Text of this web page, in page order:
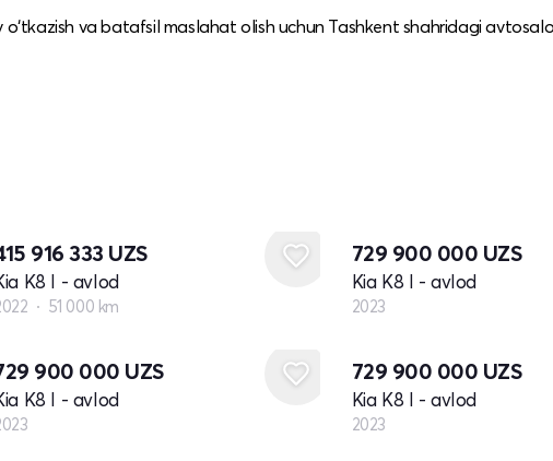
o‘tkazish va batafsil maslahat olish uchun Tashkent shahridagi
916 333 UZS
K8 I - avlod
51 000 km
729 900 000 UZS
Kia K8 I - avlod
2023
900 000 UZS
K8 I - avlod
729 900 000 UZS
Kia K8 I - avlod
2023